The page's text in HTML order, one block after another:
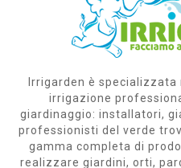
Irrigarden è
irrigazione
giardinaggio: installatori,
professionisti del verde
gamma completa di
realizzare giardini, orti,